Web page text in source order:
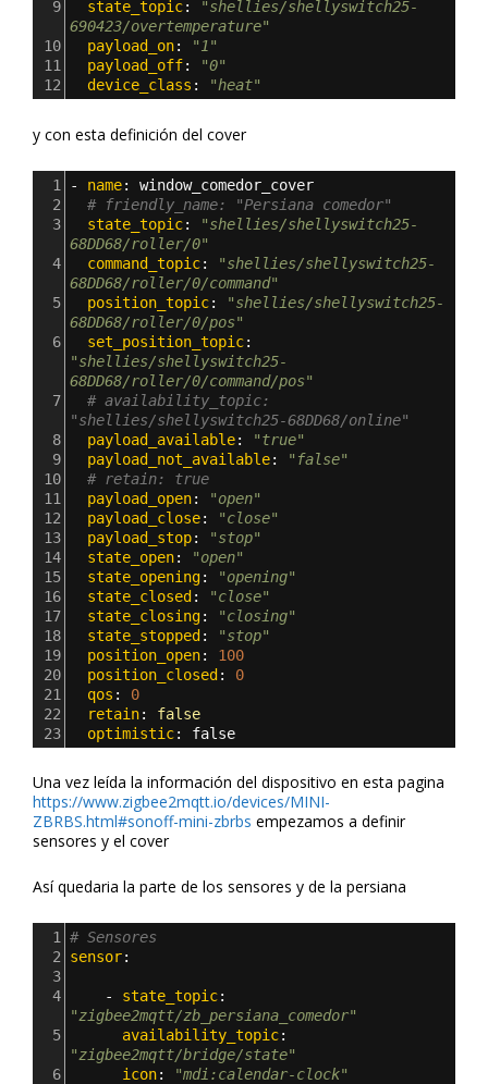
9
  state_topic
:
"shellies/shellyswitch25-
690423/overtemperature"
10
  payload_on
:
"1"
11
  payload_off
:
"0"
12
  device_class
: "heat"
y con esta definición del cover
1 - name: window_comedor_cover
2
# friendly_name: "Persiana comedor"
3
  state_topic
:
"shellies/shellyswitch25-
68DD68/roller/0"
4
  command_topic
:
"shellies/shellyswitch25-
68DD68/roller/0/command"
5
  position_topic
:
"shellies/shellyswitch25-
68DD68/roller/0/pos"
6
  set_position_topic
"shellies/shellyswitch25-
68DD68/roller/0/command/pos"
7
# availability_topic:
"shellies/shellyswitch25-68DD68/online"
8
  payload_available
:
"true"
9
  payload_not_available
:
"false"
10
# retain: true
11
  payload_open
:
"open"
12
  payload_close
:
"close"
13
  payload_stop
:
"stop"
14
  state_open
:
"open"
15
  state_opening
:
"opening"
16
  state_closed
:
"close"
17
  state_closing
:
"closing"
18
  state_stopped
:
"stop"
19
  position_open
: 100
20
  position_closed
: 0
21
  qos
: 0
22
  retain
: false
23
  optimistic
: false
Una vez leída la información del dispositivo en esta pagina
https://www.zigbee2mqtt.io/devices/MINI-
ZBRBS.html#sonoff-mini-zbrbs empezamos a definir
sensores y el cover
Así quedaria la parte de los sensores y de la persiana
1
# Sensores
2
sensor:
3
4
- state_topic
"zigbee2mqtt/zb_persiana_comedor"
5
availability_topic
"zigbee2mqtt/bridge/state"
6
icon:
"mdi:calendar-clock"